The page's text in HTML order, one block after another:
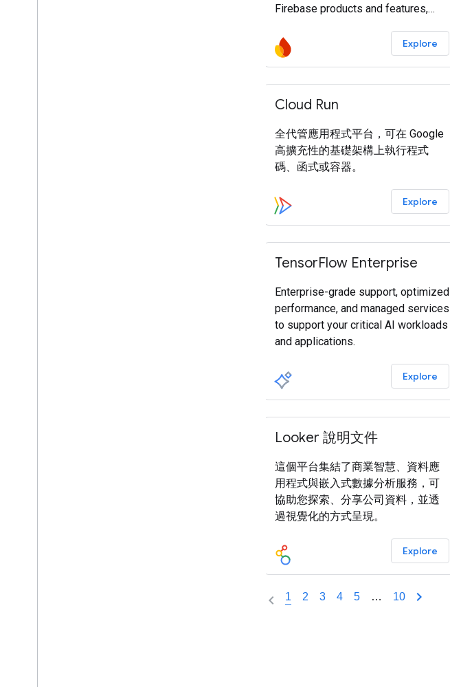
Firebase products and features,
development, and shortens your
troubleshooting process."
Explore
Cloud Run
全代管應用程式平台，可在 Google
高擴充性的基礎架構上執行程式
碼、函式或容器。
Explore
TensorFlow Enterprise
Enterprise-grade support, optimized
performance, and managed services
to support your critical AI workloads
and applications.
Explore
Looker 說明文件
這個平台集結了商業智慧、資料應
用程式與嵌入式數據分析服務，可
協助您探索、分享公司資料，並透
過視覺化的方式呈現。
Explore
1 2 3 4 5 … 10